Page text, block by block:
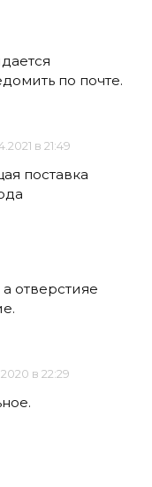
по почте.
в 21:49
поставка
отверстияе
в 22:29